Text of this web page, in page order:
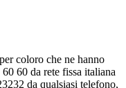
coloro che ne hanno
60 da rete fissa italiana
da qualsiasi telefono,